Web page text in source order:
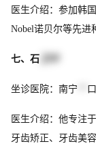
医生介绍：参加韩
Nobel诺贝尔等先进
七、石
坐诊医院：南宁
医生介绍：他专注
牙齿矫正、牙齿美